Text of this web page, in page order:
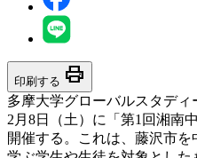
印刷する print
多摩大学グローバルスタデ
2月8日（土）に「第1回湘南
開催する。これは、藤沢市